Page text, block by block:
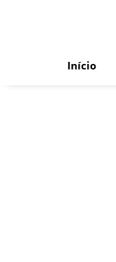
Início